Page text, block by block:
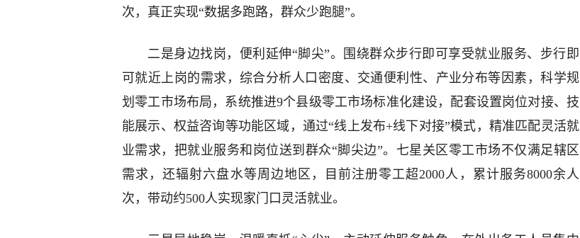
次，真正实现“数据多跑路，群众少跑腿”。
二是身边找岗，便利延伸“脚尖”。围绕群众步行即可享受就业服务、步行即
可就近上岗的需求，综合分析人口密度、交通便利性、产业分布等因素，科学规
划零工市场布局，系统推进9个县级零工市场标准化建设，配套设置岗位对接、技
能展示、权益咨询等功能区域，通过“线上发布+线下对接”模式，精准匹配灵活就
业需求，把就业服务和岗位送到群众“脚尖边”。七星关区零工市场不仅满足辖区
需求，还辐射六盘水等周边地区，目前注册零工超2000人，累计服务8000余人
次，带动约500人实现家门口灵活就业。